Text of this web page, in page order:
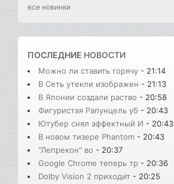
все новинки
ПОСЛЕДНИЕ НОВОСТИ
Можно ли ставить горячу - 21:14
В Cеть утекли изображен - 21:13
В Японии создали раство - 20:58
Фигуристая Рапунцель уб - 20:43
Ютубер снял эффектный И - 20:43
В новом тизере Phantom - 20:43
"Лепрекон" во - 20:37
Google Chrome теперь тр - 20:36
Dolby Vision 2 приходит - 20:25